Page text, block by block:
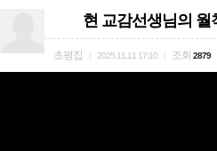
현 교감선생님의 월
초평집 2025.11.11 17:10 조회 2879